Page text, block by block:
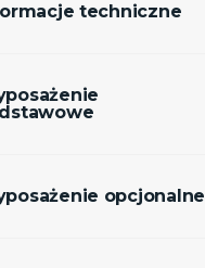
techniczne
opcjonalne